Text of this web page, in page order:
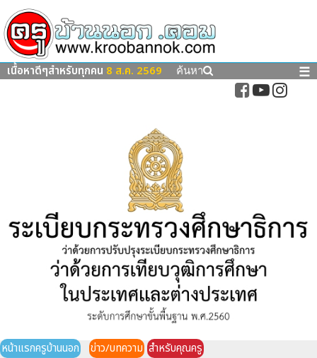
เนื้อหาดีๆสำหรับทุกคน 8 ส.ค. 2569 ค้นหา ☰
หน้าแรกครูบ้านนอก ข่าว/บทความ สำหรับคุณครู